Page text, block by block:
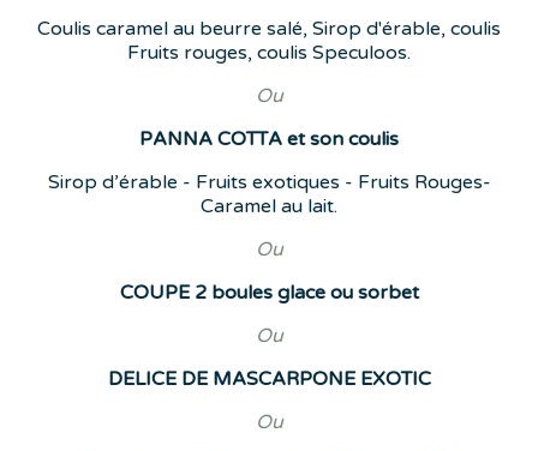
Coulis caramel au beurre salé, Sirop d'érable, coulis
Fruits rouges, coulis Speculoos.
Ou
PANNA COTTA et son coulis
Sirop d’érable - Fruits exotiques - Fruits Rouges-
Caramel au lait.
Ou
COUPE 2 boules glace ou sorbet
Ou
DELICE DE MASCARPONE EXOTIC
Ou